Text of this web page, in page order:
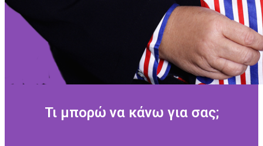
Τι μπορώ να κάνω για σας;